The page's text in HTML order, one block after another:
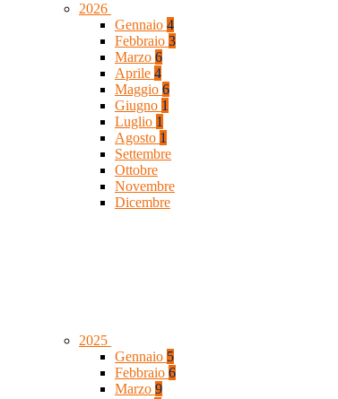
2026
Gennaio 4
Febbraio 3
Marzo 6
Aprile 4
Maggio 6
Giugno 1
Luglio 1
Agosto 1
Settembre
Ottobre
Novembre
Dicembre
2025
Gennaio 5
Febbraio 6
Marzo 9